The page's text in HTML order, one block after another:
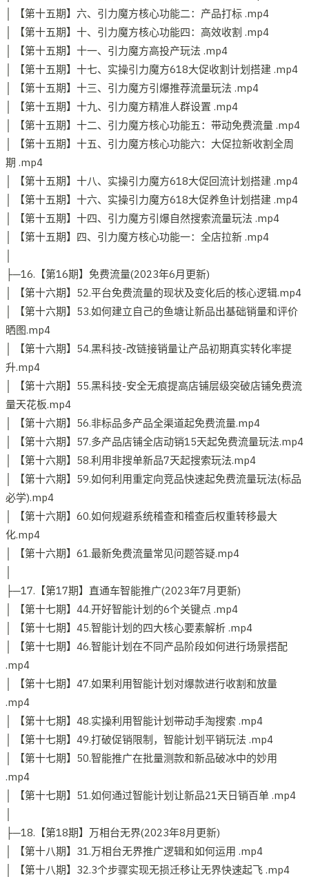
│ 【第十五期】六、引力魔方核心功能二：产品打标 .mp4
│ 【第十五期】十、引力魔方核心功能四：高效收割 .mp4
│ 【第十五期】十一、引力魔方高投产玩法 .mp4
│ 【第十五期】十七、实操引力魔方618大促收割计划搭建 .mp4
│ 【第十五期】十三、引力魔方引爆推荐流量玩法 .mp4
│ 【第十五期】十九、引力魔方精准人群设置 .mp4
│ 【第十五期】十二、引力魔方核心功能五：带动免费流量 .mp4
│ 【第十五期】十五、引力魔方核心功能六：大促拉新收割全周
期 .mp4
│ 【第十五期】十八、实操引力魔方618大促回流计划搭建 .mp4
│ 【第十五期】十六、实操引力魔方618大促养鱼计划搭建 .mp4
│ 【第十五期】十四、引力魔方引爆自然搜索流量玩法 .mp4
│ 【第十五期】四、引力魔方核心功能一：全店拉新 .mp4
├─16.【第16期】免费流量(2023年6月更新)
│ 【第十六期】52.平台免费流量的现状及变化后的核心逻辑.mp4
│ 【第十六期】53.如何建立自己的鱼塘让新品出基础销量和评价
晒图.mp4
│ 【第十六期】54.黑科技-改链接销量让产品初期真实转化率提
升.mp4
│ 【第十六期】55.黑科技-安全无痕提高店铺层级突破店铺免费流
量天花板.mp4
│ 【第十六期】56.非标品多产品全渠道起免费流量.mp4
│ 【第十六期】57.多产品店铺全店动销15天起免费流量玩法.mp4
│ 【第十六期】58.利用非搜单新品7天起搜索玩法.mp4
│ 【第十六期】59.如何利用重定向竞品快速起免费流量玩法(标品
必学).mp4
│ 【第十六期】60.如何规避系统稽查和稽查后权重转移最大
化.mp4
│ 【第十六期】61.最新免费流量常见问题答疑.mp4
├─17.【第17期】直通车智能推广(2023年7月更新)
│ 【第十七期】44.开好智能计划的6个关键点 .mp4
│ 【第十七期】45.智能计划的四大核心要素解析 .mp4
│ 【第十七期】46.智能计划在不同产品阶段如何进行场景搭配
.mp4
│ 【第十七期】47.如果利用智能计划对爆款进行收割和放量
.mp4
│ 【第十七期】48.实操利用智能计划带动手淘搜索 .mp4
│ 【第十七期】49.打破促销限制，智能计划平销玩法 .mp4
│ 【第十七期】50.智能推广在批量测款和新品破冰中的妙用
.mp4
│ 【第十七期】51.如何通过智能计划让新品21天日销百单 .mp4
├─18.【第18期】万相台无界(2023年8月更新)
│ 【第十八期】31.万相台无界推广逻辑和如何运用 .mp4
│ 【第十八期】32.3个步骤实现无损迁移让无界快速起飞 .mp4